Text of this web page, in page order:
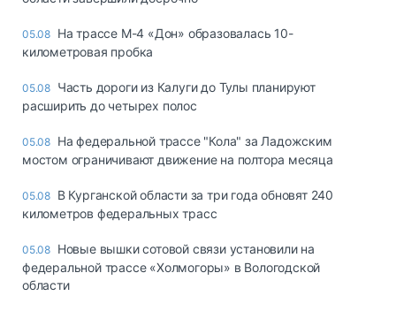
05.08 На трассе М-4 «Дон» образовалась 10-
километровая пробка
05.08 Часть дороги из Калуги до Тулы планируют
расширить до четырех полос
05.08 На федеральной трассе "Кола" за Ладожским
мостом ограничивают движение на полтора месяца
05.08 В Курганской области за три года обновят 240
километров федеральных трасс
05.08 Новые вышки сотовой связи установили на
федеральной трассе «Холмогоры» в Вологодской
области